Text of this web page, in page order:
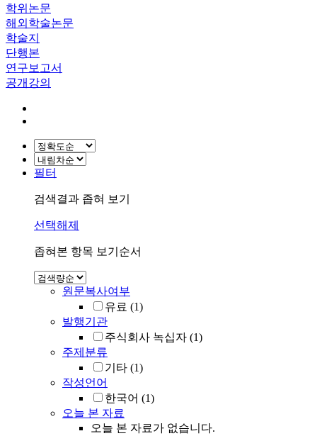
학위논문
해외학술논문
학술지
단행본
연구보고서
공개강의
필터
검색결과 좁혀 보기
선택해제
좁혀본 항목 보기순서
원문복사여부
유료 (1)
발행기관
주식회사 녹십자 (1)
주제분류
기타 (1)
작성언어
한국어 (1)
오늘 본 자료
오늘 본 자료가 없습니다.